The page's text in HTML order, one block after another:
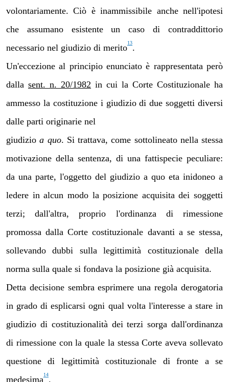
volontariamente. Ciò è inammissibile anche nell'ipotesi
che assumano esistente un caso di contraddittorio
necessario nel giudizio di merito13.
Un'eccezione al principio enunciato è rappresentata però
dalla sent. n. 20/1982 in cui la Corte Costituzionale ha
ammesso la costituzione i giudizio di due soggetti diversi
dalle parti originarie nel
giudizioa quo. Si trattava, come sottolineato nella stessa
motivazione della sentenza, di una fattispecie peculiare:
da una parte, l'oggetto del giudizio a quo eta inidoneo a
ledere in alcun modo la posizione acquisita dei soggetti
terzi; dall'altra, proprio l'ordinanza di rimessione
promossa dalla Corte costituzionale davanti a se stessa,
sollevando dubbi sulla legittimità costituzionale della
norma sulla quale si fondava la posizione già acquisita.
Detta decisione sembra esprimere una regola derogatoria
in grado di esplicarsi ogni qual volta l'interesse a stare in
giudizio di costituzionalità dei terzi sorga dall'ordinanza
di rimessione con la quale la stessa Corte aveva sollevato
questione di legittimità costituzionale di fronte a se
medesima14.